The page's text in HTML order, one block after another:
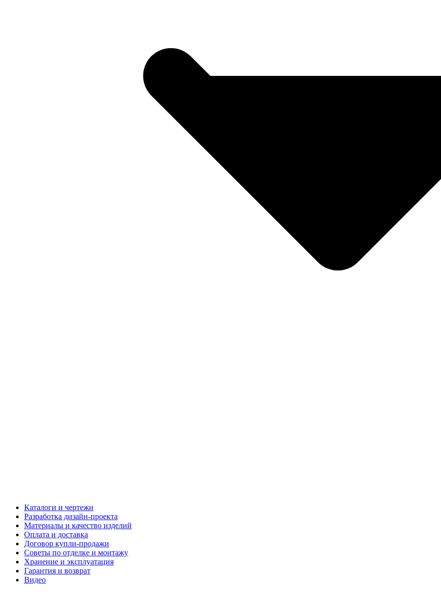
Каталоги и чертежи
Разработка дизайн-проекта
Материалы и качество изделий
Оплата и доставка
Договор купли-продажи
Советы по отделке и монтажу
Хранение и эксплуатация
Гарантия и возврат
Видео